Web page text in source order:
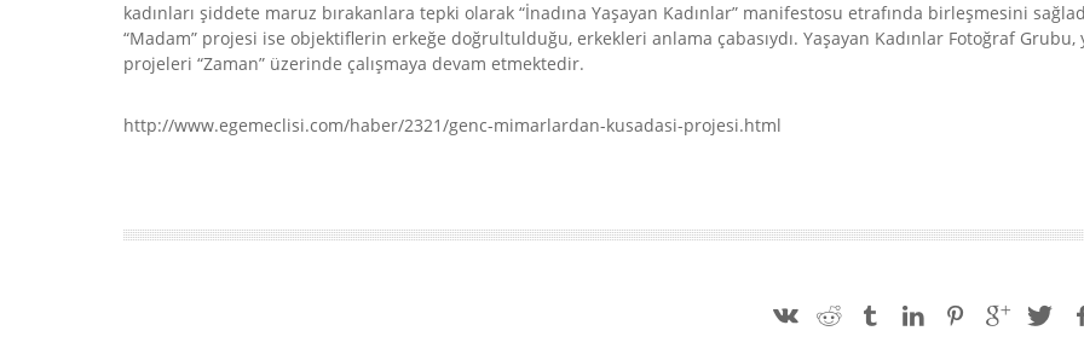
kadınları şiddete maruz bırakanlara tepki olarak “İnadına Yaşayan Kadınlar” manifestosu etrafında birleşmesini
“Madam” projesi ise objektiflerin erkeğe doğrultulduğu, erkekleri anlama çabasıydı. Yaşayan Kadınlar Fotoğraf Grubu,
projeleri “Zaman” üzerinde çalışmaya devam etmektedir.
http://www.egemeclisi.com/haber/2321/genc-mimarlardan-kusadasi-projesi.html